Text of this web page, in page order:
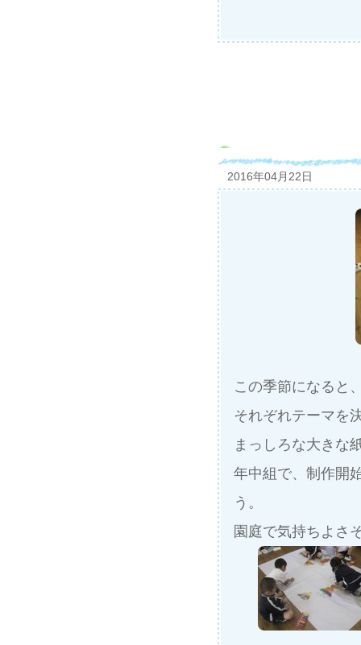
2016年04月22日
この季節になると
それぞれテーマを
まっしろな大きな
年中組で、制作開
う。
園庭で気持ちよさ